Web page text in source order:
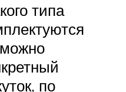
типа
по